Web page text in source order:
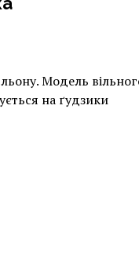
Модель
на ґудзики